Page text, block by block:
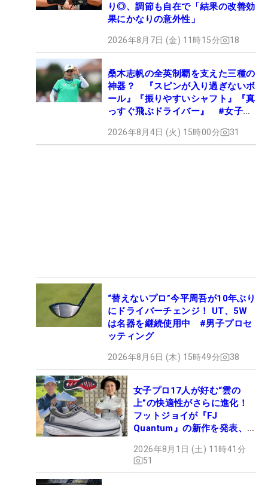
り◎、調節も自在で「結果の改善効
果にかなりの意外性」
2026年8月7日 (金) 11時15分 18
桑木志帆の全英制覇を支えた三種の
神器？ 『スピンが入り過ぎないボ
ール』『振りやすいシャフト』『真
っすぐ飛ぶドライバー』 #女子プ
2026年8月4日 (火) 15時00分 31
“替えないプロ”今平周吾が10年ぶり
にドライバーチェンジ！ UT、5W
は名器を継続使用中 #男子プロセ
ッティング
2026年8月6日 (木) 15時49分 38
女子プロ17人が好む“雲の
上”の快適性がさらに進化！
フットジョイが『FJ
Quantum』の新作を発表、8
2026年8月1日 (土) 11時41分
51